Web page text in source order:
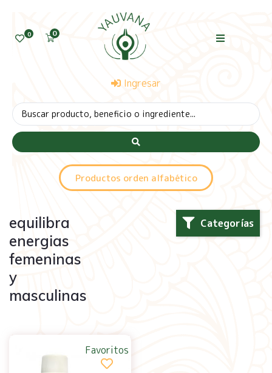
0 0
Ingresar
Productos orden alfabético
Categorías
equilibra
energias
femeninas
y
masculinas
Favoritos